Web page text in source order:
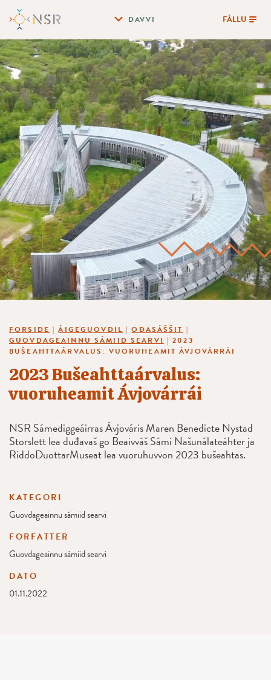
DAVVI FÁLLU
FORSIDE |ÁIGEGUOVDIL |OĐASÁŠŠIT |
GUOVDAGEAINNU SÁMIID SEARVI |2023
BUŠEAHTTAÁRVALUS: VUORUHEAMIT ÁVJOVÁRRÁI
2023 Bušeahttaárvalus:
vuoruheamit Ávjovárrái
NSR Sámediggeáirras Ávjováris Maren Benedicte Nystad
Storslett lea duđavaš go Beaivváš Sámi Našunálateáhter ja
RiddoDuottarMuseat lea vuoruhuvvon 2023 bušeahtas.
KATEGORI
Guovdageainnu sámiid searvi
FORFATTER
Guovdageainnu sámiid searvi
DATO
01.11.2022